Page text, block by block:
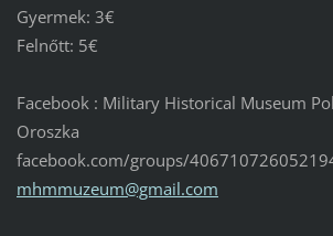
Gyermek: 3€
Felnőtt: 5€
Facebook : Military Historical Museum
Oroszka
facebook.com/groups/
mhmmuzeum@gmail.com